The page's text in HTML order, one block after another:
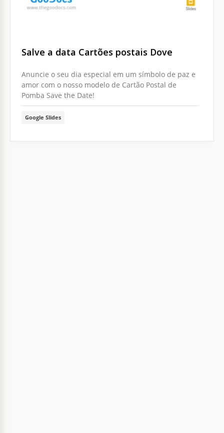
Salve a data Cartões postais Dove
Anuncie o seu dia especial em um símbolo de paz e
amor com o nosso modelo de Cartão Postal de
Pomba Save the Date!
Google Slides